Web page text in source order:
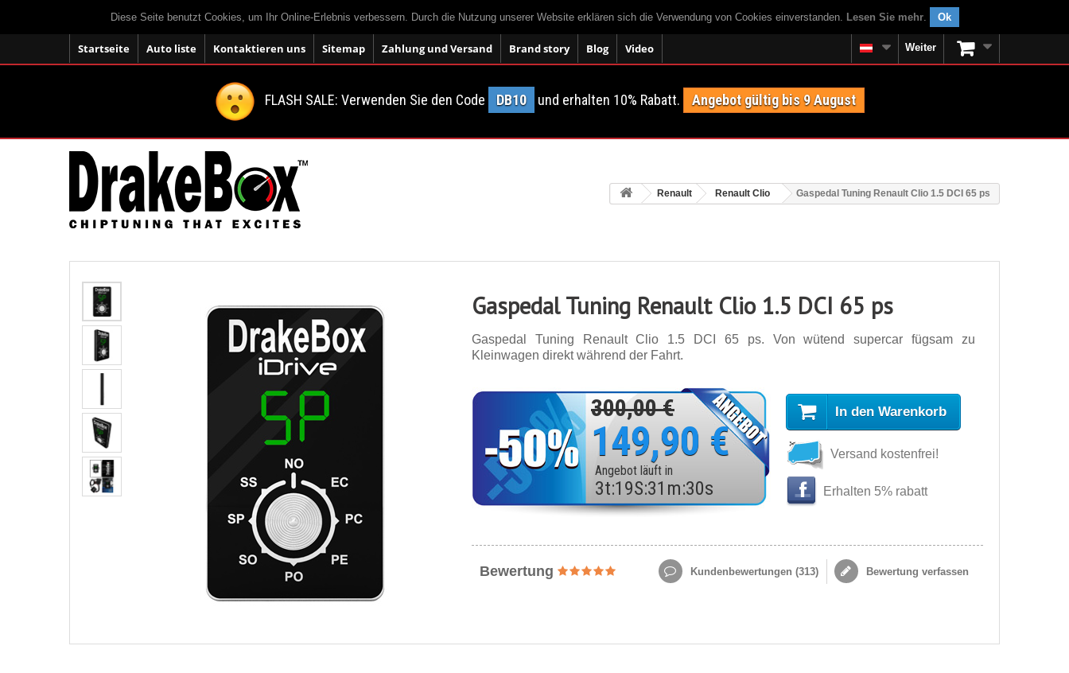
Diese Seite benutzt Cookies, um Ihr Online-Erlebnis verbessern. Durch die Nutzung unserer Website erklären sich die Verwendung von Cookies einverstanden. Lesen Sie mehr. Ok
Startseite Auto liste Kontaktieren uns Sitemap Zahlung und Versand Brand story Blog Video Weiter
FLASH SALE: Verwenden Sie den Code DB10 und erhalten 10% Rabatt. Angebot gültig bis 9 August
Renault Renault Clio Gaspedal Tuning Renault Clio 1.5 DCI 65 ps
Gaspedal Tuning Renault Clio 1.5 DCI 65 ps
Gaspedal Tuning Renault Clio 1.5 DCI 65 ps. Von wütend supercar fügsam zu
Kleinwagen direkt während der Fahrt.
300,00 €
149,90 €
Angebot läuft in
3t:19S:31 m:28s
In den Warenkorb
Versand kostenfrei!
Erhalten 5% rabatt
Bewertung Kundenbewertungen (313) Bewertung verfassen